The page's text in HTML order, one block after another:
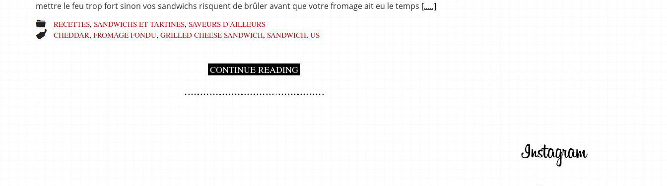
mettre le feu trop fort sinon vos sandwichs risquent de brûler avant que votre fromage ait eu le temps [.....]
RECETTES, SANDWICHS ET TARTINES, SAVEURS D'AILLEURS
CHEDDAR, FROMAGE FONDU, GRILLED CHEESE SANDWICH, SANDWICH, US
CONTINUE READING